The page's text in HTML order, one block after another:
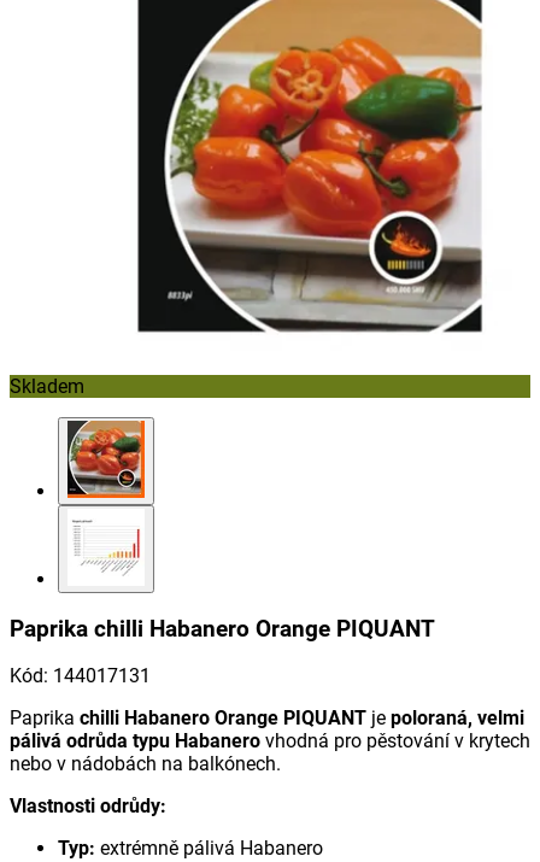
Skladem
Paprika chilli Habanero Orange PIQUANT
Kód: 144017131
Paprika chilli Habanero Orange PIQUANT je poloraná, velmi
pálivá odrůda typu Habanero vhodná pro pěstování v krytech
nebo v nádobách na balkónech.
Vlastnosti odrůdy:
Typ: extrémně pálivá Habanero